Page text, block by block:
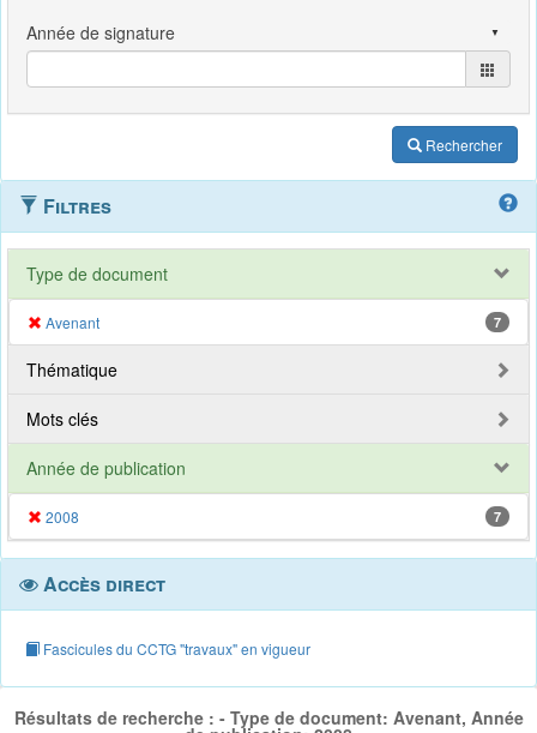
Rechercher
Filtres
Type de document
Avenant 7
Thématique
Mots clés
Année de publication
2008 7
Accès direct
Fascicules du CCTG "travaux" en vigueur
Résultats de recherche : - Type de document: Avenant, Année